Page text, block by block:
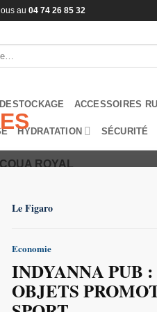
au 04 74 26 85 32
DESTOCKAGE ACCESSOIRES
HYDRATATION SÉCURITÉ
Le Figaro
Economie
INDYANNA PUB
OBJETS
ROYAL
TEE-
100% polyester -
quadrichromie 1 position
Ces tarifs sont
change (dollars US),
Quantité minimale de